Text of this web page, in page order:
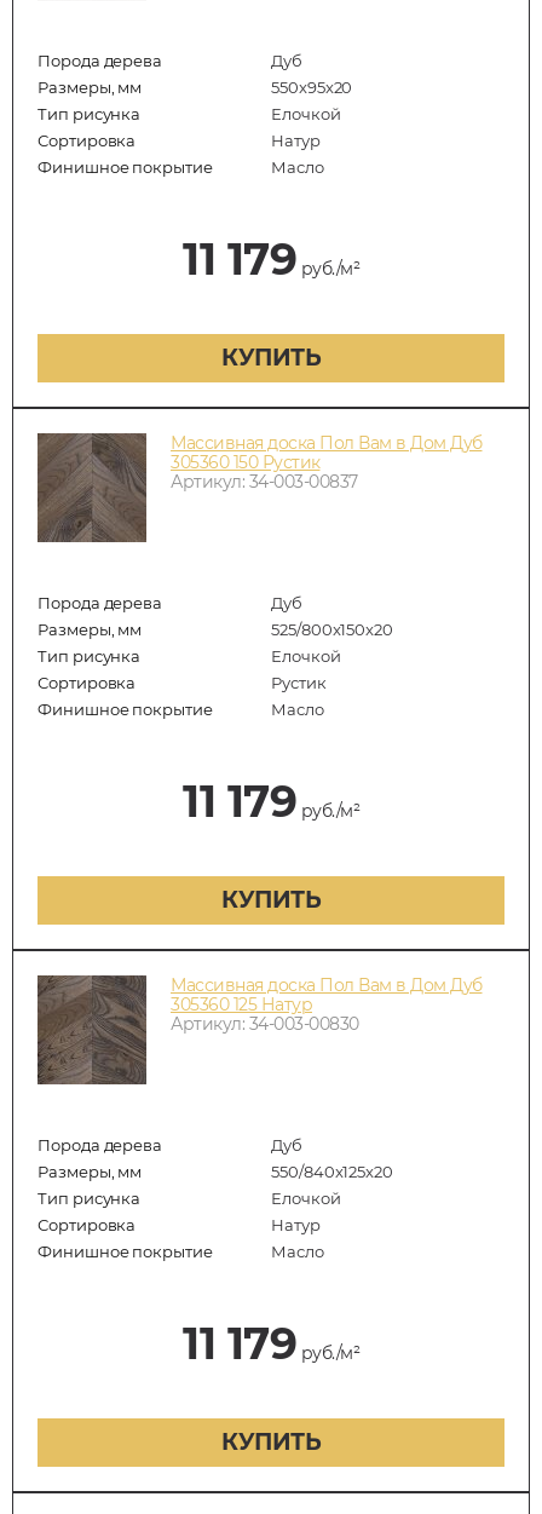
Порода дерева
Дуб
Размеры, мм
550x95x20
Тип рисунка
Елочкой
Сортировка
Натур
Финишное покрытие
Масло
11 179 руб./м²
КУПИТЬ
Массивная доска Пол Вам в Дом Дуб
305360 150 Рустик
Артикул: 34-003-00837
Порода дерева
Дуб
Размеры, мм
525/800x150x20
Тип рисунка
Елочкой
Сортировка
Рустик
Финишное покрытие
Масло
11 179 руб./м²
КУПИТЬ
Массивная доска Пол Вам в Дом Дуб
305360 125 Натур
Артикул: 34-003-00830
Порода дерева
Дуб
Размеры, мм
550/840x125x20
Тип рисунка
Елочкой
Сортировка
Натур
Финишное покрытие
Масло
11 179 руб./м²
КУПИТЬ